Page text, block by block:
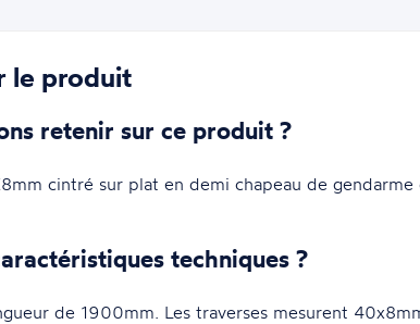
le produit
retenir sur ce produit ?
cintré sur plat en demi chapeau de
techniques ?
de 1900mm. Les traverses mesurent